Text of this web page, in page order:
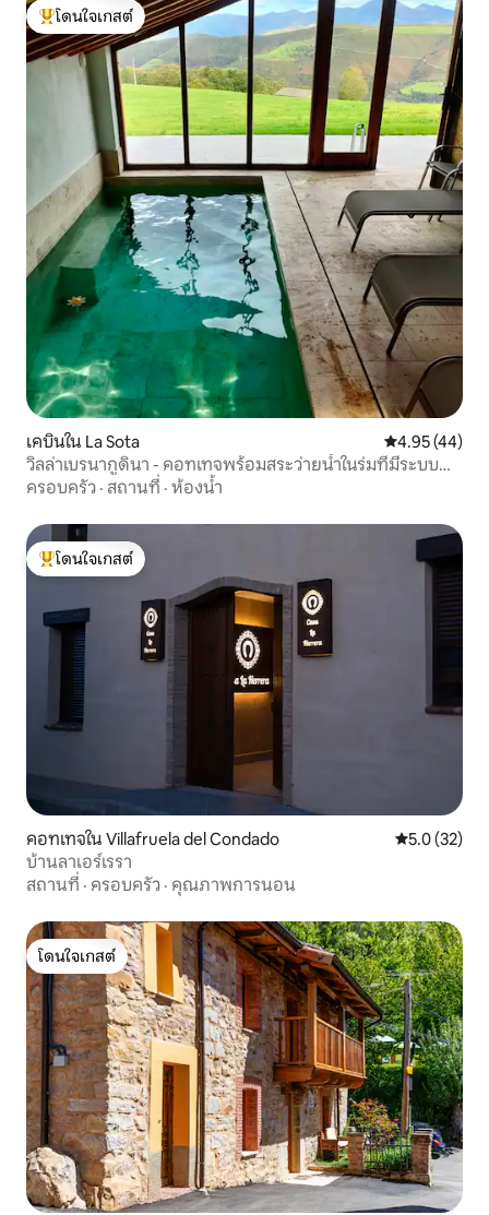
โดนใจเกสต์ที่สุด
โดนใจเกสต์
เคบินใน La Sota คะแนนเฉลี่ย
4.95 (44)
วิลล่าเบรนากูดินา - คอทเทจพร้อมสระว่ายน้ำในร่มที่มีระบบ
ทำความร้อน
ครอบครัว · สถานที่ · ห้องน้ำ
โดนใจเกสต์ที่สุด
โดนใจเกสต์
คอทเทจใน Villafruela del Condado คะแนนเฉลี่ย
5.0 (32)
บ้านลาเอร์เรรา
สถานที่ · ครอบครัว · คุณภาพการนอน
โดนใจเกสต์
โดนใจเกสต์